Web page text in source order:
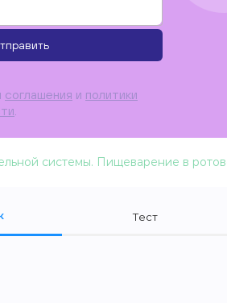
соглашения и политики
Тест